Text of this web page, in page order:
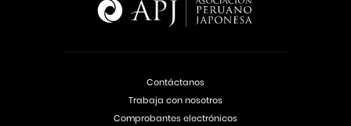
Contáctanos
Trabaja con nosotros
Comprobantes electrónicos